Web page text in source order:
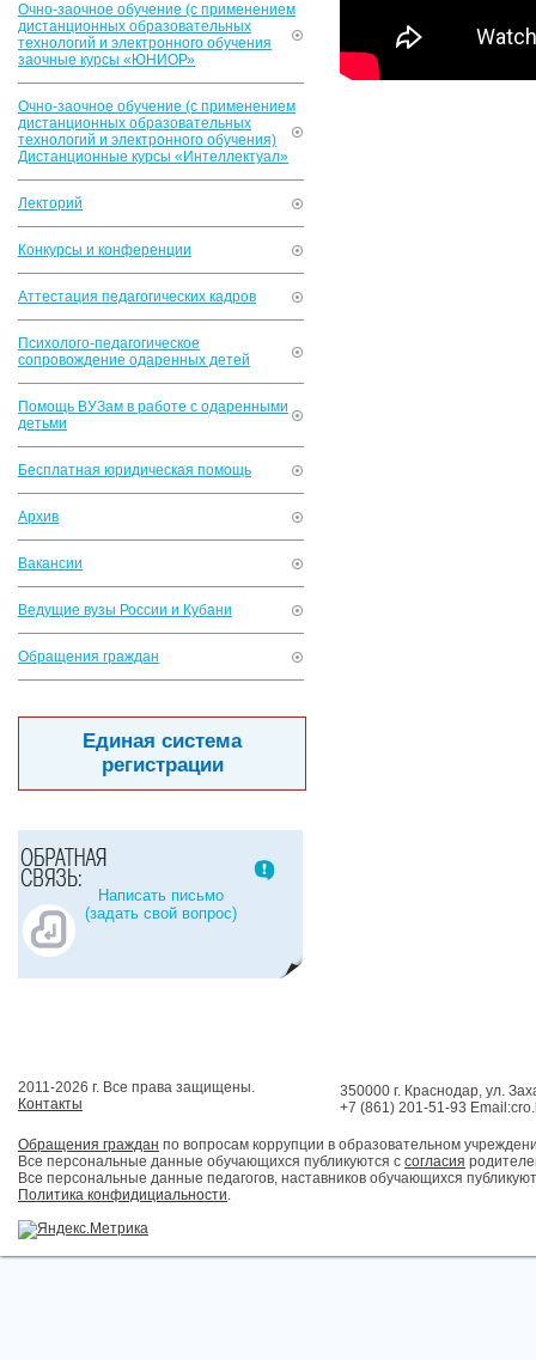
Очно-заочное обучение (с применением
дистанционных образовательных
технологий и электронного обучения
заочные курсы «ЮНИОР»
Очно-заочное обучение (с применением
дистанционных образовательных
технологий и электронного обучения)
Дистанционные курсы «Интеллектуал»
Лекторий
Конкурсы и конференции
Аттестация педагогических кадров
Психолого-педагогическое
сопровождение одаренных детей
Помощь ВУЗам в работе с одаренными
детьми
Бесплатная юридическая помощь
Архив
Вакансии
Ведущие вузы России и Кубани
Обращения граждан
Единая система
регистрации
Написать письмо
(задать свой вопрос)
2011-2026 г. Все права защищены.
Контакты
350000 г. Краснодар, ул.
+7 (861) 201-51-93
Обращения граждан по вопросам коррупции в образовательном
Все персональные данные обучающихся публикуются с согласия
Все персональные данные педагогов, наставников обучающихся
Политика конфидициальности.